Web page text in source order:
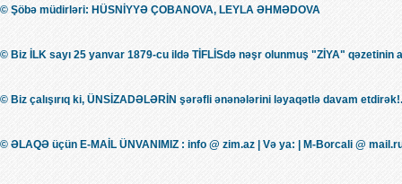
© Şöbə müdirləri: HÜSNİYYƏ ÇOBANOVA, LEYLA ƏHMƏDOVA
© Biz İLK sayı 25 yanvar 1879-cu ildə TİFLİSdə nəşr olunmuş "ZİYA" qəzetinin
© Biz çalışırıq ki, ÜNSİZADƏLƏRİN şərəfli ənənələrini ləyaqətlə davam
© ƏLAQƏ üçün E-MAİL ÜNVANIMIZ : info @ zim.az | Və ya: | M-Borcali @